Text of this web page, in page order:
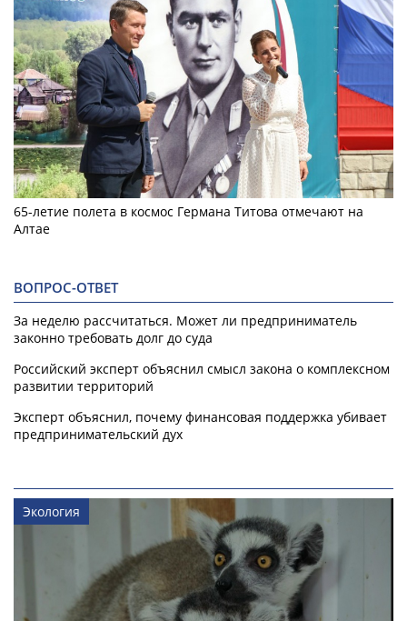
65-летие полета в космос Германа Титова отмечают на
Алтае
ВОПРОС-ОТВЕТ
За неделю рассчитаться. Может ли предприниматель
законно требовать долг до суда
Российский эксперт объяснил смысл закона о комплексном
развитии территорий
Эксперт объяснил, почему финансовая поддержка убивает
предпринимательский дух
Экология